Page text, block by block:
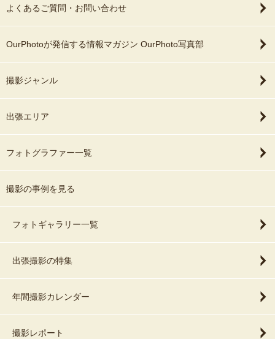
よくあるご質問・お問い合わせ
OurPhotoが発信する情報マガジン OurPhoto写真部
撮影ジャンル
出張エリア
フォトグラファー一覧
撮影の事例を見る
フォトギャラリー一覧
出張撮影の特集
年間撮影カレンダー
撮影レポート